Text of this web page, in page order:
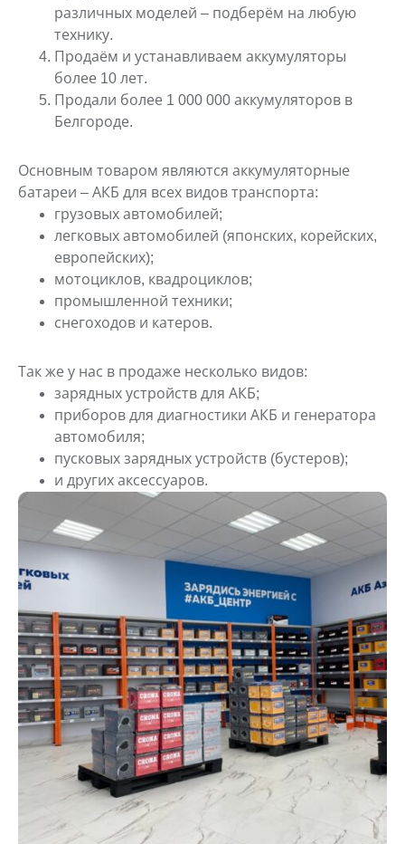
различных моделей – подберём на любую
технику.
Продаём и устанавливаем аккумуляторы
более 10 лет.
Продали более 1 000 000 аккумуляторов в
Белгороде.
Основным товаром являются аккумуляторные
батареи – АКБ для всех видов транспорта:
грузовых автомобилей;
легковых автомобилей (японских, корейских,
европейских);
мотоциклов, квадроциклов;
промышленной техники;
снегоходов и катеров.
Так же у нас в продаже несколько видов:
зарядных устройств для АКБ;
приборов для диагностики АКБ и генератора
автомобиля;
пусковых зарядных устройств (бустеров);
и других аксессуаров.